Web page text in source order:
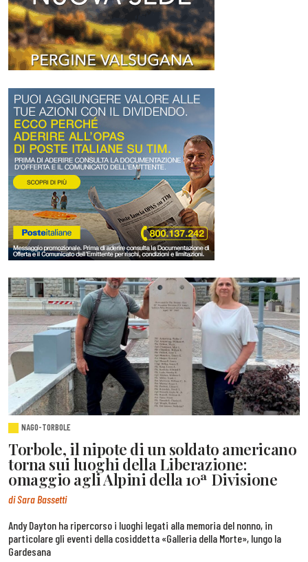
NAGO-TORBOLE
Torbole, il nipote di un soldato americano
torna sui luoghi della Liberazione:
omaggio agli Alpini della 10ª Divisione
di Sara Bassetti
Andy Dayton ha ripercorso i luoghi legati alla memoria del nonno, in
particolare gli eventi della cosiddetta «Galleria della Morte», lungo la
Gardesana